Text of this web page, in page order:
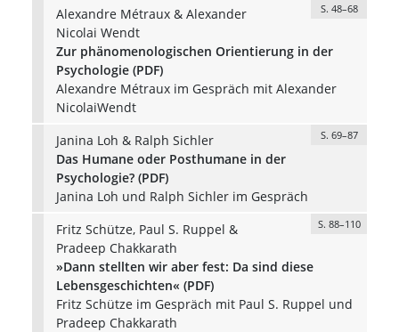
Alexandre Métraux & Alexander
Nicolai Wendt
S. 48–68
Zur phänomenologischen Orientierung in der
Psychologie (PDF)
Alexandre Métraux im Gespräch mit Alexander
NicolaiWendt
Janina Loh & Ralph Sichler
S. 69–87
Das Humane oder Posthumane in der
Psychologie? (PDF)
Janina Loh und Ralph Sichler im Gespräch
Fritz Schütze, Paul S. Ruppel &
Pradeep Chakkarath
S. 88–110
»Dann stellten wir aber fest: Da sind diese
Lebensgeschichten« (PDF)
Fritz Schütze im Gespräch mit Paul S. Ruppel und
Pradeep Chakkarath